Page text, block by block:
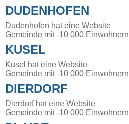
DUDENHOFEN
Dudenhofen hat eine Website
Gemeinde mit -10 000 Einwohnern
KUSEL
Kusel hat eine Website
Gemeinde mit -10 000 Einwohnern
DIERDORF
Dierdorf hat eine Website
Gemeinde mit -10 000 Einwohnern